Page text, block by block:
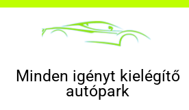
Minden igényt kielégítő
autópark